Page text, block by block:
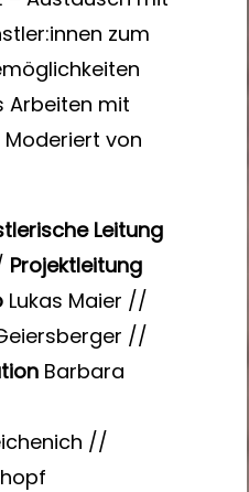
zum
Arbeiten mit
Moderiert von
Leitung
Projektleitung
Lukas Maier //
//
Barbara
//